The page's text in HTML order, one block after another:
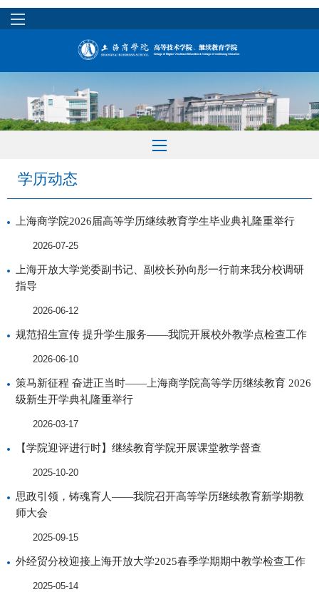
学历动态
上海商学院2026届高等学历继续教育学生毕业典礼隆重举行
2026-07-25
上海开放大学党委副书记、副校长孙向彤一行前来我分校调研
指导
2026-06-12
规范招生宣传 提升学生服务——我院开展校外教学点检查工作
2026-06-10
策马新征程 奋进正当时——上海商学院高等学历继续教育 2026
级新生开学典礼隆重举行
2026-03-17
【学院迎评进行时】继续教育学院开展课堂教学督查
2025-10-20
思政引领，铸魂育人——我院召开高等学历继续教育新学期教
师大会
2025-09-15
外经贸分校迎接上海开放大学2025春季学期期中教学检查工作
2025-05-14